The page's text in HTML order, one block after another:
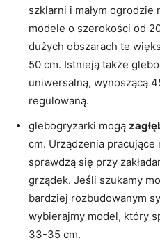
szklarni i małym
modele o szerokości od
dużych obszarach te
50 cm. Istnieją także
uniwersalną, wynoszącą
regulowaną.
glebogryzarki mogą
cm. Urządzenia pracujące
sprawdzą się przy
grządek. Jeśli szukamy
bardziej rozbudowanym
wybierajmy model, który
33-35 cm.